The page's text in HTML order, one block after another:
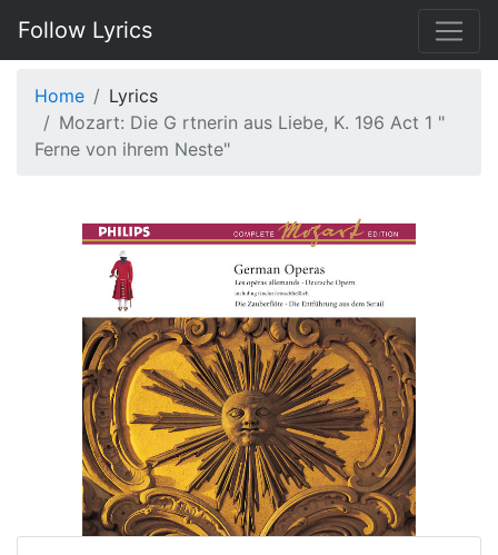
Follow Lyrics
Home
Lyrics
Mozart: Die G rtnerin aus Liebe, K. 196 Act 1 "
Ferne von ihrem Neste"